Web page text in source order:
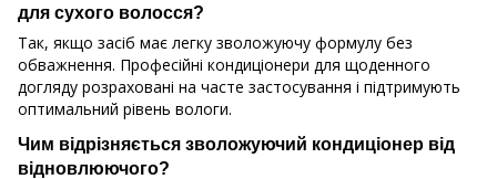
для сухого волосся?
Так, якщо засіб має легку зволожуючу формулу без
обважнення. Професійні кондиціонери для щоденного
догляду розраховані на часте застосування і підтримують
оптимальний рівень вологи.
Чим відрізняється зволожуючий кондиціонер від
відновлюючого?